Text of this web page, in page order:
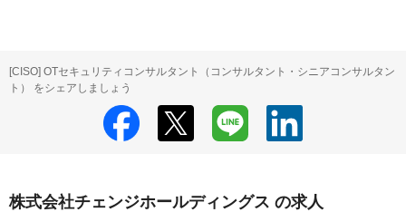
[CISO] OTセキュリティコンサルタント（コンサルタント・シニアコンサルタン
ト） をシェアしましょう
株式会社チェンジホールディングス の求人